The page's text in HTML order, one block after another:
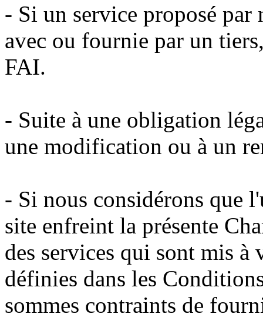
- Si un service proposé
avec ou fournie par un
FAI.
- Suite à une obligation
une modification ou à un
- Si nous considérons que
site enfreint la présente
des services qui sont mis
définies dans les
sommes contraints de